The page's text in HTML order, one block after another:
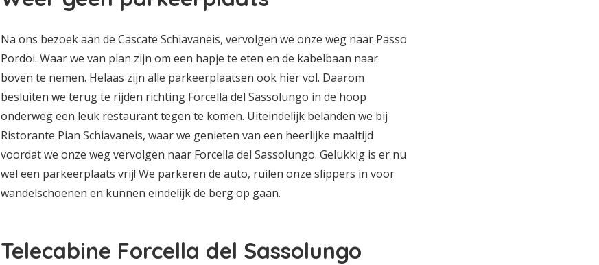
Na ons bezoek aan de Cascate Schiavaneis, vervolgen we onze weg naar Passo
Pordoi. Waar we van plan zijn om een hapje te eten en de kabelbaan naar
boven te nemen. Helaas zijn alle parkeerplaatsen ook hier vol. Daarom
besluiten we terug te rijden richting Forcella del Sassolungo in de hoop
onderweg een leuk restaurant tegen te komen. Uiteindelijk belanden we bij
Ristorante Pian Schiavaneis, waar we genieten van een heerlijke maaltijd
voordat we onze weg vervolgen naar Forcella del Sassolungo. Gelukkig is er nu
wel een parkeerplaats vrij! We parkeren de auto, ruilen onze slippers in voor
wandelschoenen en kunnen eindelijk de berg op gaan.
Telecabine Forcella del Sassolungo